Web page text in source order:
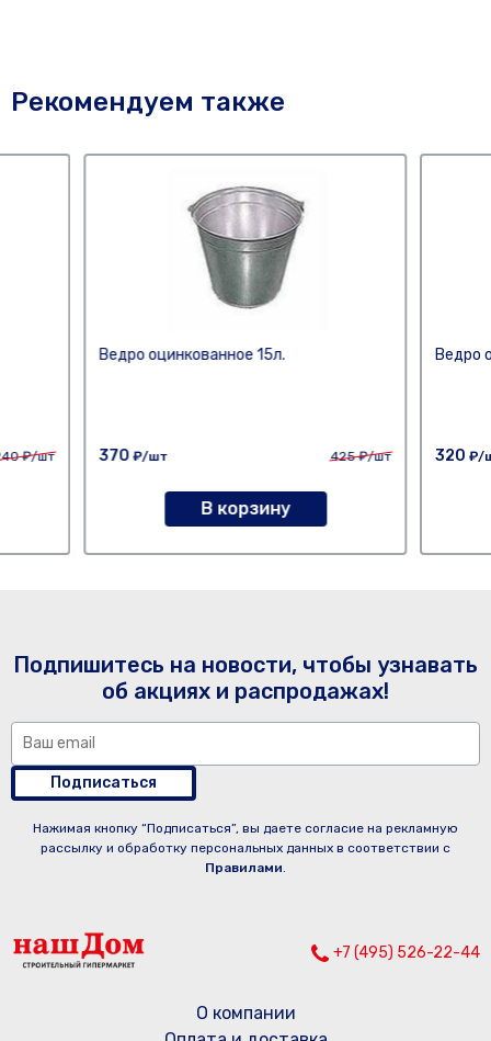
Рекомендуем также
₽/шт
Ведро оцинкованное 15л.
370 ₽/шт 425₽/шт
В корзину
Ведро
320 ₽/
Подпишитесь на новости, чтобы узнавать
об акциях и распродажах!
Подписаться
Нажимая кнопку “Подписаться”, вы даете согласие на рекламную
рассылку и обработку персональных данных в соответствии с
Правилами.
+7 (495) 526-22-44
О компании